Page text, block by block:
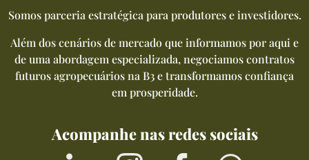
Somos parceria estratégica para produtores e investidores.
Além dos cenários de mercado que informamos por aqui e
de uma abordagem especializada, negociamos contratos
futuros agropecuários na B3 e transformamos confiança
em prosperidade.
Acompanhe nas redes sociais